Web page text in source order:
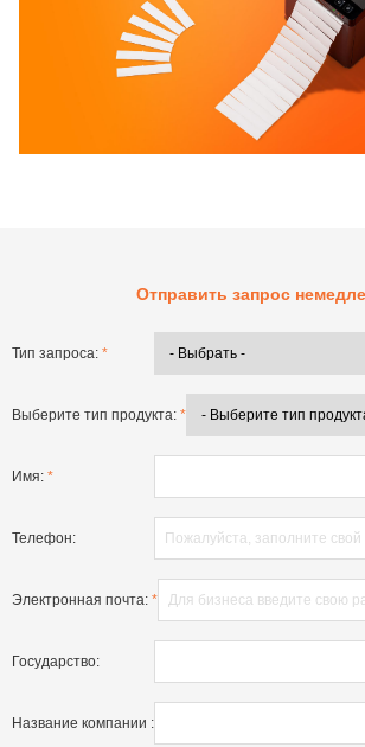
Отправить запрос
Тип запроса: *
Выберите тип продукта: *
Имя: *
Телефон:
Электронная почта: *
Государство:
Название компании :